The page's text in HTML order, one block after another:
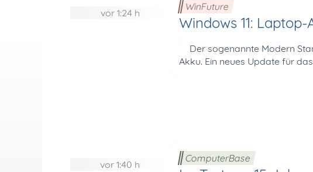
vor 1:24 h
WinFuture
Windows 11:
Der sogenannte Modern
Akku. Ein neues Update für
vor 1:40 h
ComputerBase